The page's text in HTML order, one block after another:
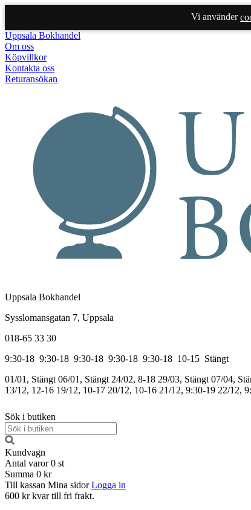
Vi använder
Uppsala Bokhandel
Om oss
Köpvillkor
Kontakta oss
Returansökan
Uppsala Bokhandel
Sysslomansgatan 7, Uppsala
018-65 33 30
9:30-18 9:30-18 9:30-18 9:30-18 9:30-18 10-15 Stängt
01/01, Stängt 06/01, Stängt 24/02, 8-18 29/03, Stängt 07/04,
13/12, 12-16 19/12, 10-17 20/12, 10-16 21/12, 9:30-19 22/12,
Sök i butiken
Kundvagn
Antal varor 0 st
Summa 0 kr
Till kassan Mina sidor Logga in
600 kr kvar till fri frakt.